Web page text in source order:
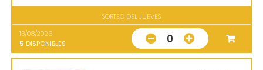
SORTEO DEL JUEVES
13/08/2026
5 DISPONIBLES 0